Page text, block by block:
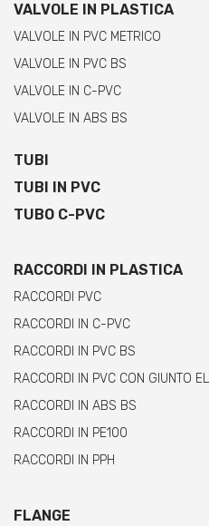
VALVOLE IN PLASTICA
VALVOLE IN PVC METRICO
VALVOLE IN PVC BS
VALVOLE IN C-PVC
VALVOLE IN ABS BS
TUBI
TUBI IN PVC
TUBO C-PVC
RACCORDI IN PLASTICA
RACCORDI PVC
RACCORDI IN C-PVC
RACCORDI IN PVC BS
RACCORDI IN PVC CON GIUNTO
RACCORDI IN ABS BS
RACCORDI IN PE100
RACCORDI IN PPH
FLANGE